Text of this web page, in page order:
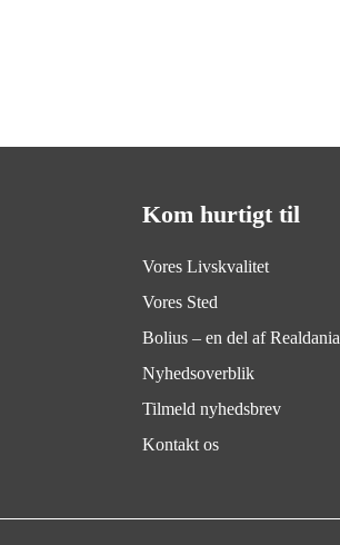
Kom hurtigt til
Vores Livskvalitet
Vores Sted
Bolius – en del af Realdania
Nyhedsoverblik
Tilmeld nyhedsbrev
Kontakt os